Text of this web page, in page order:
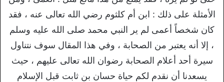
الأمثلة على ذلك : ابن أم كلثوم رضي الله تعالى عنه ، فقد
كان شخصاً أعمى لم ير النبي محمد صلى الله عليه وسلم
، إلا أنه يعتبر من الصحابة ، وفي هذا المقال سوف نتناول
سيرة أحد أعلام الصحابة رضوان الله تعالى عليهم ، حيث
يسعدنا أن نقدم لكم حياة حسان بن ثابت قبل الإسلام